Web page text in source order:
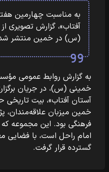
به مناسبت چهارمین
آفتاب»، گزارش تصویری
(س) در خمین منتشر
به گزارش روابط عمومی
خمینی (س)، در جریان
آستان آفتاب»، بیت
خمین میزبان علاقه‌مندان،
فرهنگی بود. این مجموعه که
امام راحل است، با فضایی
گسترده قرار گرفت.